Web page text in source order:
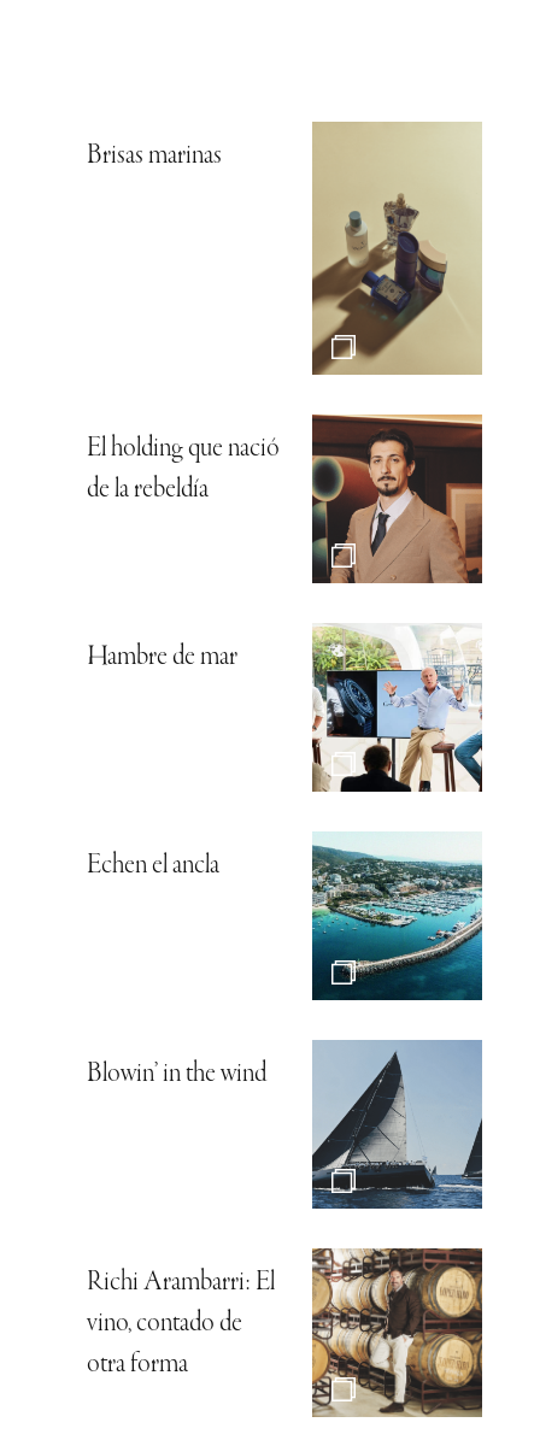
Brisas marinas
El holding que nació
de la rebeldía
Hambre de mar
Echen el ancla
Blowin’ in the wind
Richi Arambarri: El
vino, contado de
otra forma